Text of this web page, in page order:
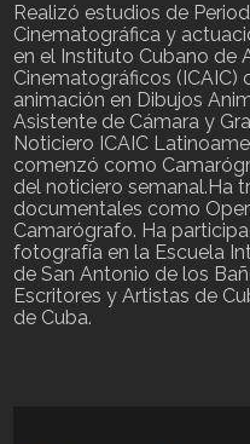
Realizó estudios de
Cinematográfica y
en el Instituto Cubano de
Cinematográficos
animación en Dibujos
Asistente de Cámara y
Noticiero ICAIC
comenzó como
del noticiero semanal.Ha
documentales como
Camarógrafo. Ha
fotografía en la Escuela
de San Antonio de los
Escritores y Artistas de
de Cuba.